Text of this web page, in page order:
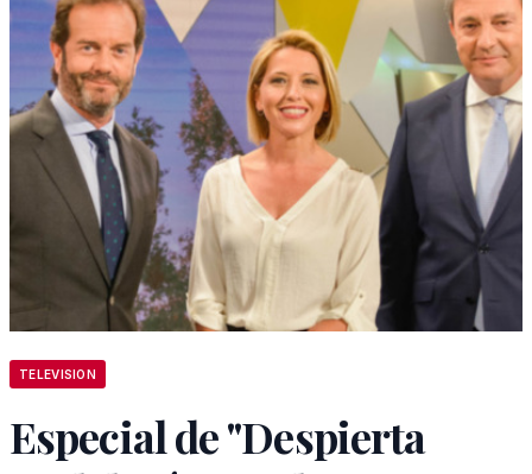
TELEVISION
Especial de "Despierta